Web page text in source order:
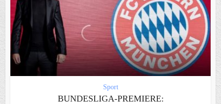
Sport
BUNDESLIGA-PREMIERE: